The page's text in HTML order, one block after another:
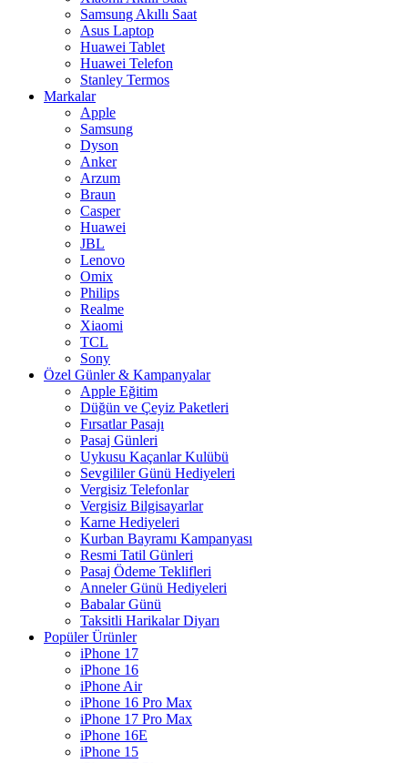
Samsung Akıllı Saat
Asus Laptop
Huawei Tablet
Huawei Telefon
Stanley Termos
Markalar
Apple
Samsung
Dyson
Anker
Arzum
Braun
Casper
Huawei
JBL
Lenovo
Omix
Philips
Realme
Xiaomi
TCL
Sony
Özel Günler & Kampanyalar
Apple Eğitim
Düğün ve Çeyiz Paketleri
Fırsatlar Pasajı
Pasaj Günleri
Uykusu Kaçanlar Kulübü
Sevgililer Günü Hediyeleri
Vergisiz Telefonlar
Vergisiz Bilgisayarlar
Karne Hediyeleri
Kurban Bayramı Kampanyası
Resmi Tatil Günleri
Pasaj Ödeme Teklifleri
Anneler Günü Hediyeleri
Babalar Günü
Taksitli Harikalar Diyarı
Popüler Ürünler
iPhone 17
iPhone 16
iPhone Air
iPhone 16 Pro Max
iPhone 17 Pro Max
iPhone 16E
iPhone 15